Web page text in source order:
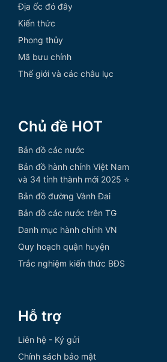
Địa ốc đó đây
Kiến thức
Phong thủy
Mã bưu chính
Thế giới và các châu lục
Chủ đề HOT
Bản đồ các nước
Bản đồ hành chính Việt Nam
và 34 tỉnh thành mới 2025 ⭐
Bản đồ đường Vành Đai
Bản đồ các nước trên TG
Danh mục hành chính VN
Quy hoạch quận huyện
Trắc nghiệm kiến thức BĐS
Hỗ trợ
Liên hệ - Ký gửi
Chính sách bảo mật